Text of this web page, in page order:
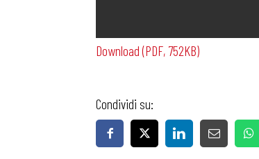
Download (PDF, 752KB)
Condividi su: